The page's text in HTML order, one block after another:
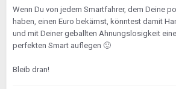
Wenn Du von jedem Smartfahrer, dem Deine
haben, einen Euro bekämst, könntest damit
und mit Deiner geballten Ahnungslosigkeit
perfekten Smart auflegen 🙂
Bleib dran!